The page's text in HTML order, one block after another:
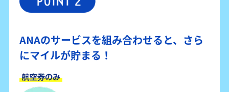
ANAのサービスを組み合わせると、さら
にマイルが貯まる！